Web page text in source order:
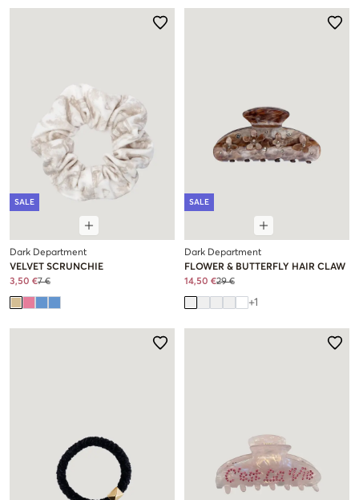
SALE
Dark Department
VELVET SCRUNCHIE
3,50 €7 €
SALE
Dark Department
FLOWER & BUTTERFLY HAIR CLAW
14,50 €29 €
+1